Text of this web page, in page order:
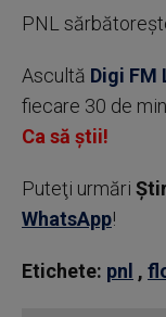
PNL
Ascultă Digi FM
fiecare 30 de
Ca să știi!
Puteţi urmări
WhatsApp!
Etichete: pnl ,